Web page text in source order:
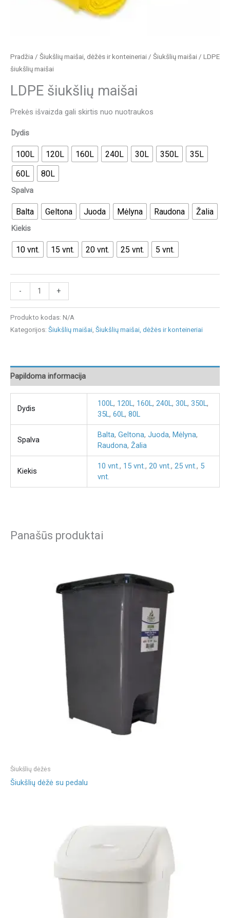
Pradžia / Šiukšlių maišai, dėžės ir konteineriai / Šiukšlių maišai / LDPE
šiukšlių maišai
LDPE šiukšlių maišai
Prekės išvaizda gali skirtis nuo nuotraukos
Dydis
100L 120L 160L 240L 30L 350L
35L
60L
80L
Spalva
Balta Geltona Juoda Mėlyna Raudona Žalia
Kiekis
10 vnt. 15 vnt. 20 vnt. 25 vnt. 5 vnt.
- +
Produkto kodas: N/A
Kategorijos: Šiukšlių maišai Šiukšlių maišai, dėžės ir konteineriai
Papildoma informacija
Dydis
100L, 120L, 160L, 240L, 30L, 350L,
35L, 60L, 80L
Spalva
Balta, Geltona, Juoda, Mėlyna,
Raudona, Žalia
Kiekis
10 vnt., 15 vnt., 20 vnt., 25 vnt., 5
vnt.
Panašūs produktai
Šiukšlių dėžės
Šiukšlių dėžė su pedalu